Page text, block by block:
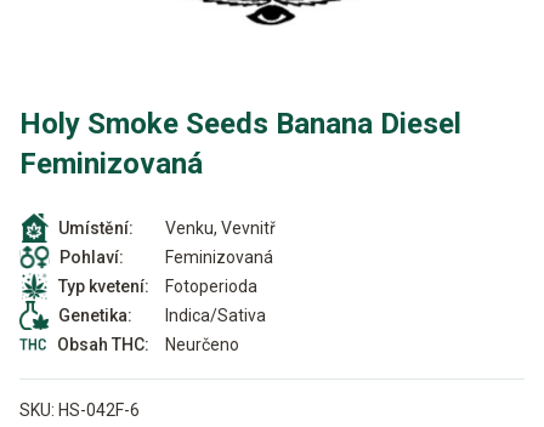
Holy Smoke Seeds Banana Diesel
Feminizovaná
Umístění:
Venku, Vevnitř
Pohlaví:
Feminizovaná
Typ kvetení:
Fotoperioda
Genetika:
Indica/Sativa
Obsah THC:
Neurčeno
SKU: HS-042F-6